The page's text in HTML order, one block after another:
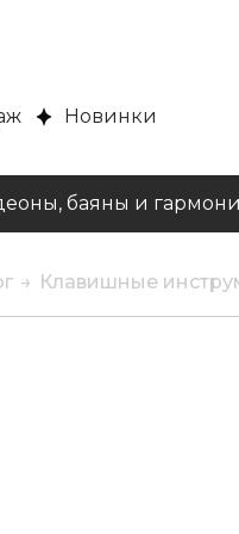
Новинки
баяны и гармони
Клавишные